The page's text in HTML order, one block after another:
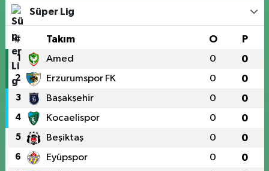
Süper Lig
# Takım O P
1 Amed 0 0
2 Erzurumspor FK 0 0
3 Başakşehir 0 0
4 Kocaelispor 0 0
5 Beşiktaş 0 0
6 Eyüpspor 0 0